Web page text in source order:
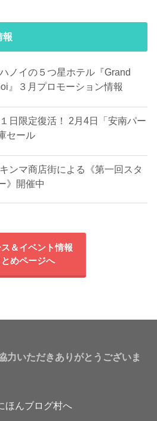
報
ノイの５つ星ホテル『Grand
』３月プロモーション情報
日限定復活！ 2月4日「安南パー
セール
ンマ商店街による《第一回スタ
》開催中
＆イベント情報
とめページへ
力いただきありがとうございま